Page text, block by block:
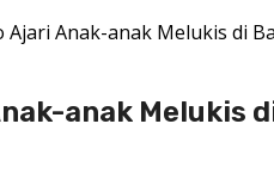
Ajari Anak-anak Melukis di
anak Melukis